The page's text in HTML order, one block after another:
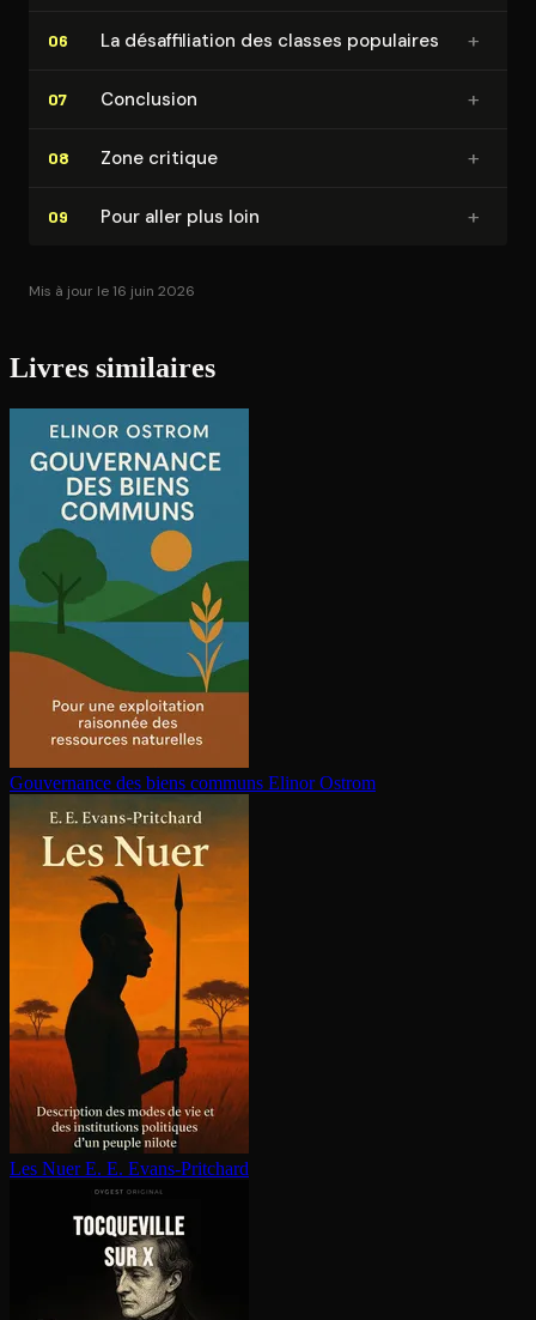
06 La désaf­fi­lia­tion des classes populaires +
07 Conclusion +
08 Zone critique +
09 Pour aller plus loin +
Mis à jour le 16 juin 2026
Livres similaires
Gouvernance des biens communs Elinor Ostrom
Les Nuer E. E. Evans-Pritchard